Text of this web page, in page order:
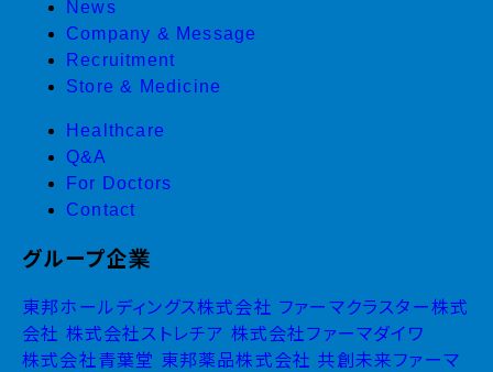
News
Company & Message
Recruitment
Store & Medicine
Healthcare
Q&A
For Doctors
Contact
グループ企業
東邦ホールディングス株式会社 ファーマクラスター株式
会社 株式会社ストレチア 株式会社ファーマダイワ
株式会社青葉堂 東邦薬品株式会社 共創未来ファーマ